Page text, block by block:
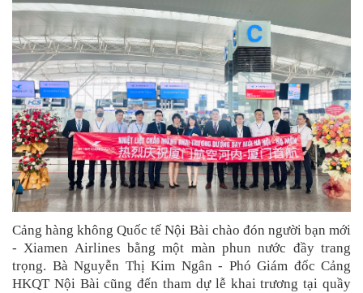
Cảng hàng không Quốc tế Nội Bài chào đón người bạn mới
- Xiamen Airlines bằng một màn phun nước đầy trang
trọng. Bà Nguyễn Thị Kim Ngân - Phó Giám đốc Cảng
HKQT Nội Bài cũng đến tham dự lễ khai trương tại quầy